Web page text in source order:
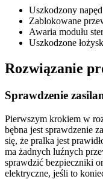
Uszkodzony
Zablokowane
Awaria modułu
Uszkodzone
Rozwiązanie
Sprawdzenie
Pierwszym krokiem w
bębna jest sprawdzenie
się, że pralka jest
ma żadnych luźnych
sprawdzić bezpieczniki
elektryczne, jeśli to